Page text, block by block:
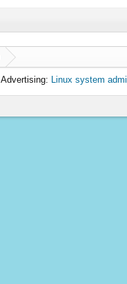
Advertising: Linux system